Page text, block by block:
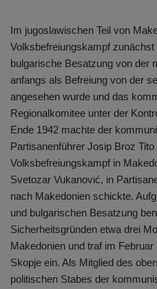
Im jugoslawischen Teil von
Volksbefreiungskampf
bulgarische Besatzung von der
anfangs als Befreiung von der
angesehen wurde und das
Regionalkomitee unter der
Ende 1942 machte der
Partisanenführer Josip Broz
Volksbefreiungskampf in
Svetozar Vukanović, in
nach Makedonien schickte.
und bulgarischen Besatzung
Sicherheitsgründen etwa drei
Makedonien und traf im
Skopje ein. Als Mitglied des
politischen Stabes der